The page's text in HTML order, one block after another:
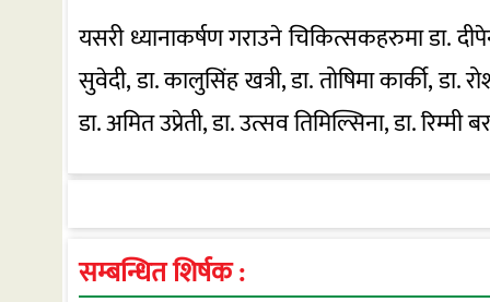
यसरी ध्यानाकर्षण गराउने चिकित्सकहरुमा डा.
सुवेदी, डा. कालुसिंह खत्री, डा. तोषिमा कार्की, डा.
डा. अमित उप्रेती, डा. उत्सव तिमिल्सिना, डा.
सम्बन्धित शिर्षक :